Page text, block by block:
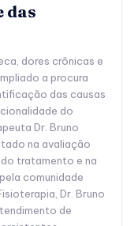
das
dores crônicas e
a procura
das causas
do
Dr. Bruno
na avaliação
tratamento e na
comunidade
Dr. Bruno
de